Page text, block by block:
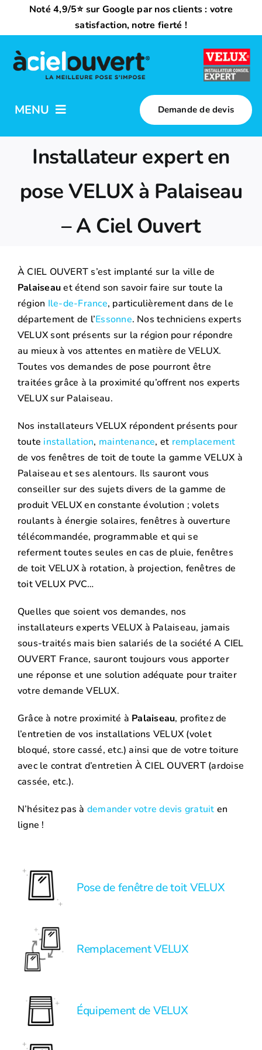
contenu
Noté 4,9/5⭐ sur Google par nos clients : votre
satisfaction, notre fierté !
MENU
Qui sommes-nous ?
Trouvez votre installateur
Demande de devis
Installateur expert en
pose VELUX à Palaiseau
– A Ciel Ouvert
À CIEL OUVERT s’est implanté sur la ville de
Palaiseauet étend son savoir faire sur toute la
région Ile-de-France, particulièrement dans de le
département de l’Essonne. Nos techniciens experts
VELUX sont présents sur la région pour répondre
au mieux à vos attentes en matière de VELUX.
Toutes vos demandes de pose pourront être
traitées grâce à la proximité qu’offrent nos experts
VELUX sur Palaiseau.
Nos installateurs VELUX répondent présents pour
toute installation, maintenance, et remplacement
de vos fenêtres de toit de toute la gamme VELUX à
Palaiseau et ses alentours. Ils sauront vous
conseiller sur des sujets divers de la gamme de
produit VELUX en constante évolution ; volets
roulants à énergie solaires, fenêtres à ouverture
télécommandée, programmable et qui se
referment toutes seules en cas de pluie, fenêtres
de toit VELUX à rotation, à projection, fenêtres de
toit VELUX PVC…
Quelles que soient vos demandes, nos
installateurs experts VELUX à Palaiseau, jamais
sous-traités mais bien salariés de la société A CIEL
OUVERT France, sauront toujours vous apporter
une réponse et une solution adéquate pour traiter
votre demande VELUX.
Grâce à notre proximité à Palaiseau, profitez de
l’entretien de vos installations VELUX (volet
bloqué, store cassé, etc.) ainsi que de votre toiture
avec le contrat d’entretien À CIEL OUVERT (ardoise
cassée, etc.).
N’hésitez pas à demander votre devis gratuit en
ligne !
Pose de fenêtre de toit VELUX
Remplacement VELUX
Équipement de VELUX